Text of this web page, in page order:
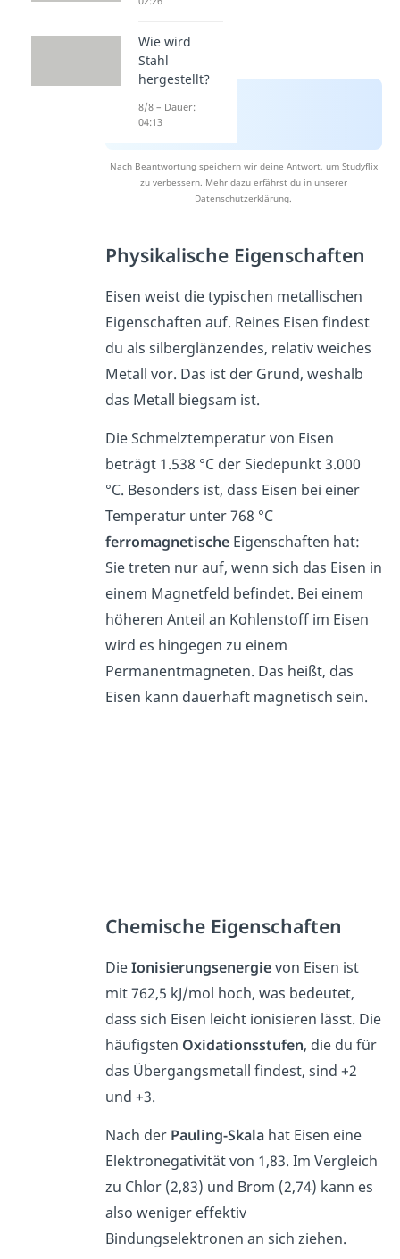
Nach Beantwortung speichern wir deine Antwort, um Studyflix
zu verbessern. Mehr dazu erfährst du in unserer
Datenschutzerklärung.
Physikalische Eigenschaften
Eisen weist die typischen metallischen
Eigenschaften auf. Reines Eisen findest
du als silberglänzendes, relativ weiches
Metall vor. Das ist der Grund, weshalb
das Metall biegsam ist.
Die Schmelztemperatur von Eisen
beträgt 1.538 °C der Siedepunkt 3.000
°C. Besonders ist, dass Eisen bei einer
Temperatur unter 768 °C
ferromagnetischeEigenschaften hat:
Sie treten nur auf, wenn sich das Eisen in
einem Magnetfeld befindet. Bei einem
höheren Anteil an Kohlenstoff im Eisen
wird es hingegen zu einem
Permanentmagneten. Das heißt, das
Eisen kann dauerhaft magnetisch sein.
Chemische Eigenschaften
DieIonisierungsenergievon Eisen ist
mit 762,5 kJ/mol hoch, was bedeutet,
dass sich Eisen leicht ionisieren lässt. Die
häufigsten Oxidationsstufen, die du für
das Übergangsmetall findest, sind +2
und +3.
Nach der Pauling-Skalahat Eisen eine
Elektronegativität von 1,83. Im Vergleich
zu Chlor (2,83) und Brom (2,74) kann es
also weniger effektiv
Bindungselektronen an sich ziehen.
Wie wird
Stahl
hergestellt?
8/8 – Dauer:
04:13